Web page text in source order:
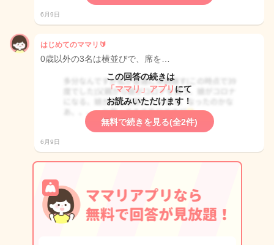
6月9日
はじめてのママリ🔰
0歳以外の3名は横並びで、席を…
この回答の続きは
「ママリ」アプリ にて
お読みいただけます！
無料で続きを見る(全2件)
6月9日